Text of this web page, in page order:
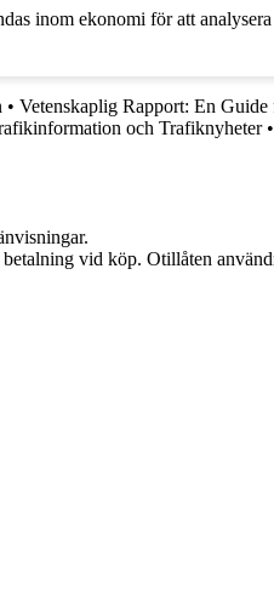
inom ekonomi för att
• Vetenskaplig Rapport: En
och Trafiknyheter•
vid köp. Otillåten